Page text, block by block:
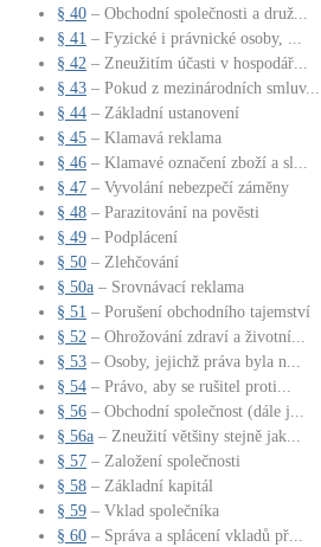
§ 40 – Obchodní společnosti a druž...
§ 41 – Fyzické i právnické osoby, ...
§ 42 – Zneužitím účasti v hospodář...
§ 43 – Pokud z mezinárodních smluv...
§ 44 – Základní ustanovení
§ 45 – Klamavá reklama
§ 46 – Klamavé označení zboží a sl...
§ 47 – Vyvolání nebezpečí záměny
§ 48 – Parazitování na pověsti
§ 49 – Podplácení
§ 50 – Zlehčování
§ 50a – Srovnávací reklama
§ 51 – Porušení obchodního tajemství
§ 52 – Ohrožování zdraví a životní...
§ 53 – Osoby, jejichž práva byla n...
§ 54 – Právo, aby se rušitel proti...
§ 56 – Obchodní společnost (dále j...
§ 56a – Zneužití většiny stejně jak...
§ 57 – Založení společnosti
§ 58 – Základní kapitál
§ 59 – Vklad společníka
§ 60 – Správa a splácení vkladů př...